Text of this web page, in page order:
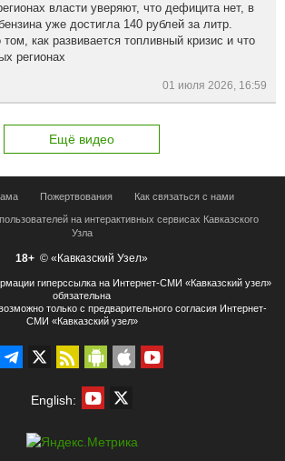
власти уверяют, что дефицита нет, в
уже достигла 140 рублей за литр.
как развивается топливный кризис и что
регионах
01 июля 2026, 16:59
Ещё видео
Пожертвования Как связаться с нами
на интерактивных сервисах Кавказского
Узла
18+ © «Кавказский Узел»
гиперссылка на Интернет-СМИ «Кавказский узел»
обязательна
только с предварительного согласия Интернет-
СМИ «Кавказский узел»
English: